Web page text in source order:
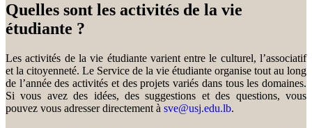
Quelles sont les activités de la vie
étudiante ?
Les activités de la vie étudiante varient entre le culturel, l’associatif
et la citoyenneté. Le Service de la vie étudiante organise tout au long
de l’année des activités et des projets variés dans tous les domaines.
Si vous avez des idées, des suggestions et des questions, vous
pouvez vous adresser directement à sve@usj.edu.lb.